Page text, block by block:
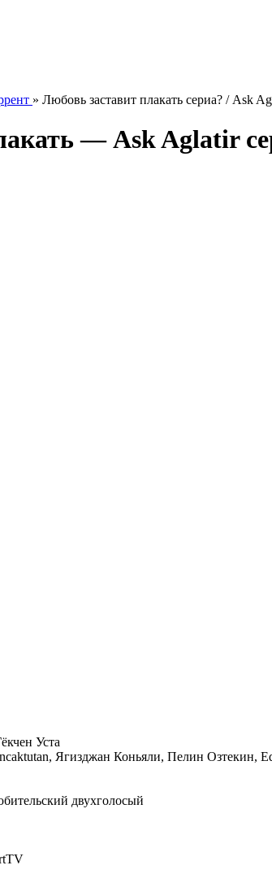
» Любовь заставит плакать сериа? / Ask
—Ask Aglatir
Уста
Ягизджан Коньяли, Пелин Озтекин,
двухголосый